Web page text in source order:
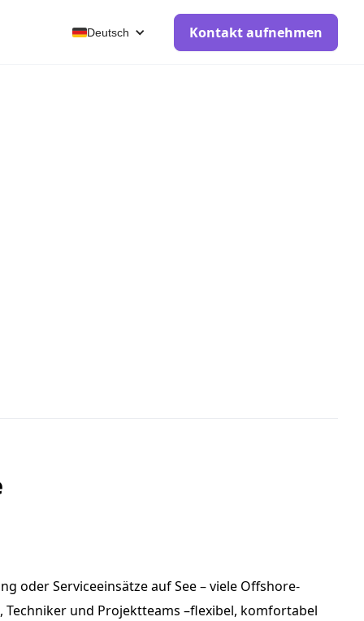
Deutsch Kontakt aufnehmen
oder Serviceeinsätze auf See – viele Offshore-
und Projektteams –flexibel, komfortabel